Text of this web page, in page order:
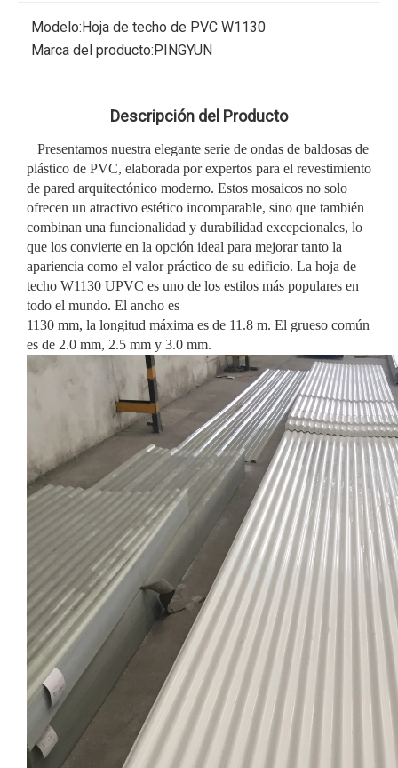
Modelo:Hoja de techo de PVC W1130
Marca del producto:PINGYUN
Descripción del Producto
Presentamos nuestra elegante serie de ondas de baldosas de
plástico de PVC, elaborada por expertos para el revestimiento
de pared arquitectónico moderno. Estos mosaicos no solo
ofrecen un atractivo estético incomparable, sino que también
combinan una funcionalidad y durabilidad excepcionales, lo
que los convierte en la opción ideal para mejorar tanto la
apariencia como el valor práctico de su edificio. La hoja de
techo W1130 UPVC es uno de los estilos más populares en
todo el mundo. El ancho es
1130 mm, la longitud máxima es de 11.8 m. El grueso común
es de 2.0 mm, 2.5 mm y 3.0 mm.